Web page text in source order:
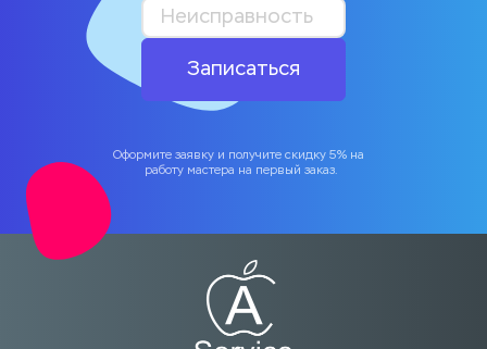
Оформите заявку и получите скидку 5% на
работу мастера на первый заказ.
Записаться